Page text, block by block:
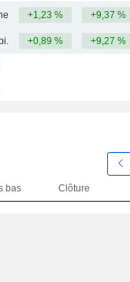
+1,23 % +9,37 %
+0,89 % +9,27 %
bas Clôture